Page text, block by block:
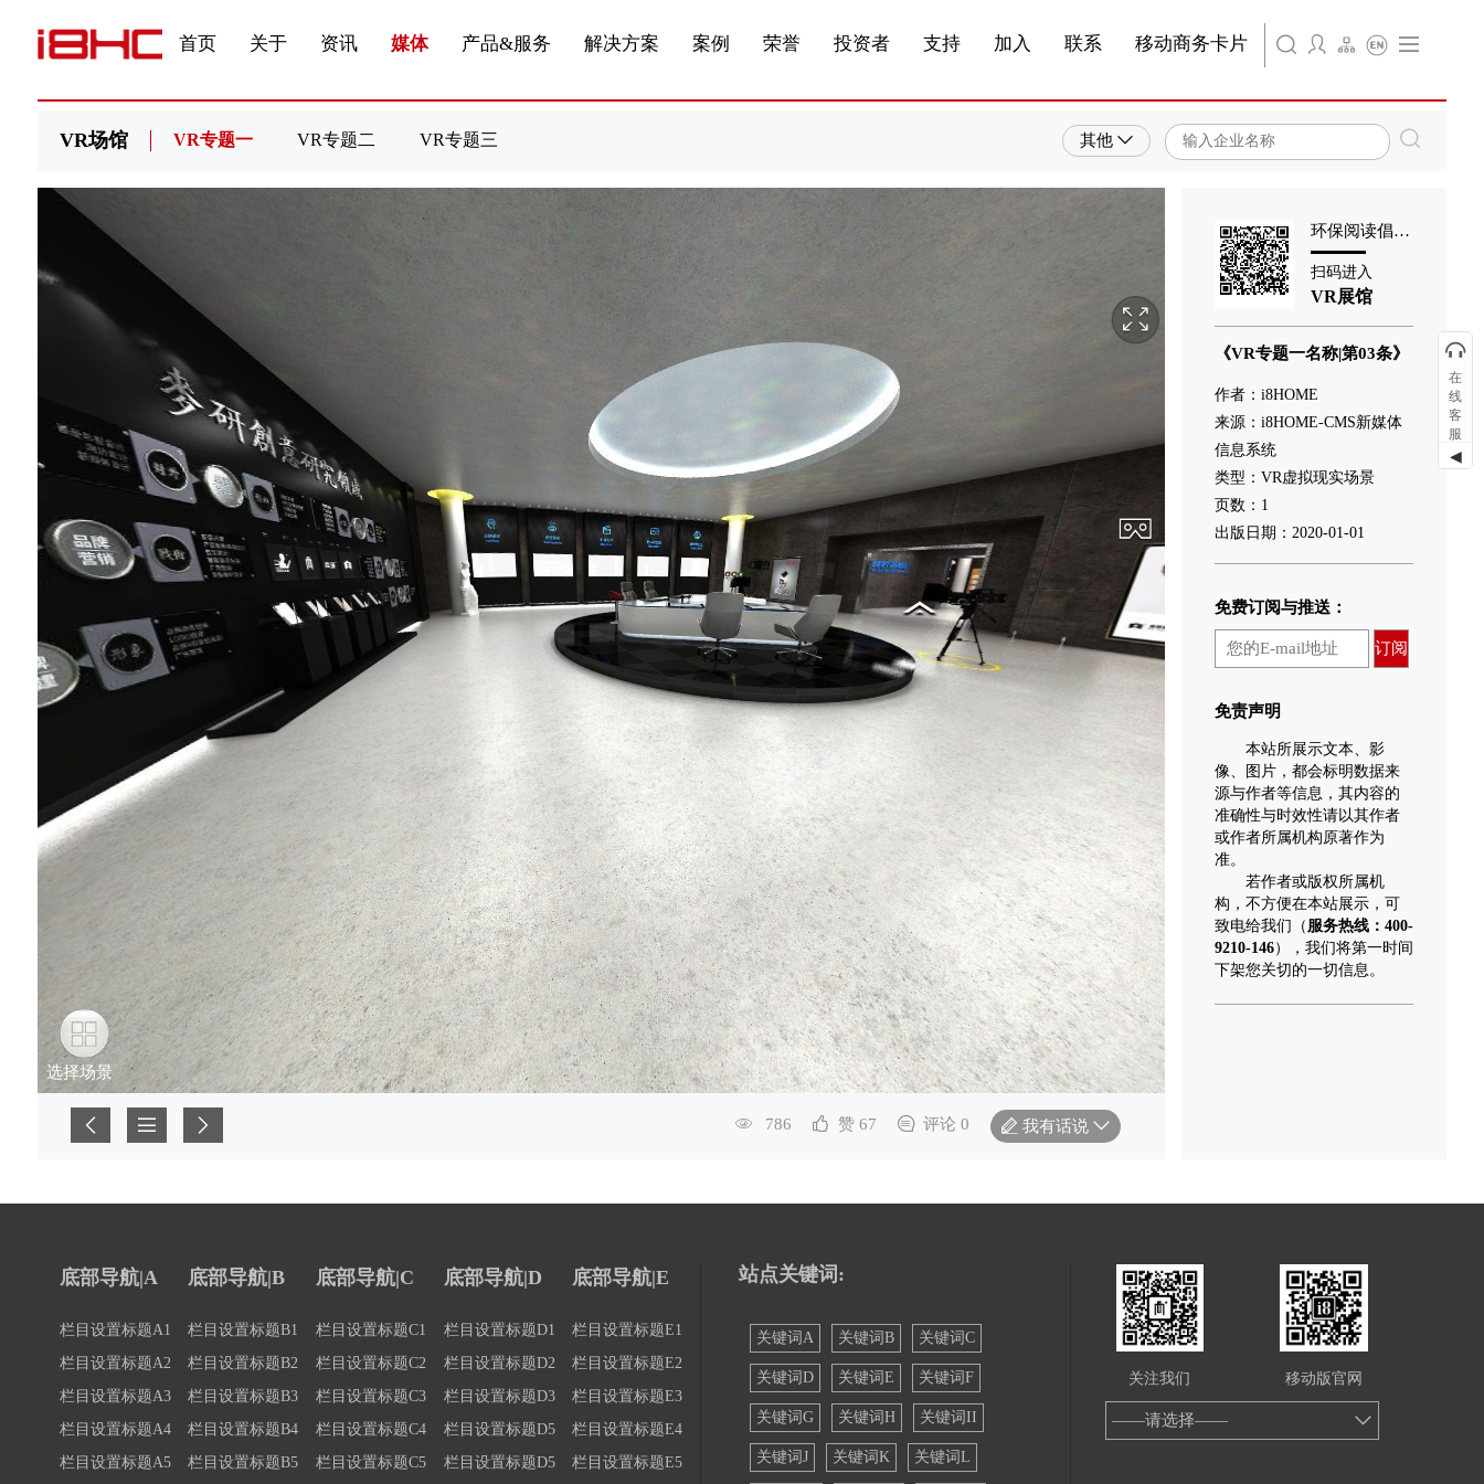
首页 关于
资讯
媒体
产品&服务 解决方案
案例
荣誉
投资者
支持
加入
联系
移动商务卡片
旗下公司名称四 English
VR场馆 VR专题一 VR专题二 VR专题三 其他
786 赞 67 评论 0 我有话说
环保阅读倡导者
扫码进入
VR展馆
《VR专题一名称|第03条》
作者：i8HOME
来源：i8HOME-CMS新媒体
信息系统
类型：VR虚拟现实场景
页数：1
出版日期：2020-01-01
免费订阅与推送：
订阅
免责声明
本站所展示文本、影
像、图片，都会标明数据来
源与作者等信息，其内容的
准确性与时效性请以其作者
或作者所属机构原著作为
准。
若作者或版权所属机
构，不方便在本站展示，可
致电给我们（ 服务热线：400-
9210-146），我们将第一时间
下架您关切的一切信息。
底部导航|A
栏目设置标题A1
栏目设置标题A2
栏目设置标题A3
栏目设置标题A4
栏目设置标题A5
底部导航|B
栏目设置标题B1
栏目设置标题B2
栏目设置标题B3
栏目设置标题B4
栏目设置标题B5
底部导航|C
栏目设置标题C1
栏目设置标题C2
栏目设置标题C3
栏目设置标题C4
栏目设置标题C5
底部导航|D
栏目设置标题D1
栏目设置标题D2
栏目设置标题D3
栏目设置标题D5
栏目设置标题D5
底部导航|E
栏目设置标题E1
栏目设置标题E2
栏目设置标题E3
栏目设置标题E4
栏目设置标题E5
站点关键词:
关键词A 关键词B 关键词C
关键词D 关键词E 关键词F
关键词G 关键词H 关键词II
关键词J 关键词K 关键词L
关注我们 移动版官网
——请选择——
在
线
客
服
◀